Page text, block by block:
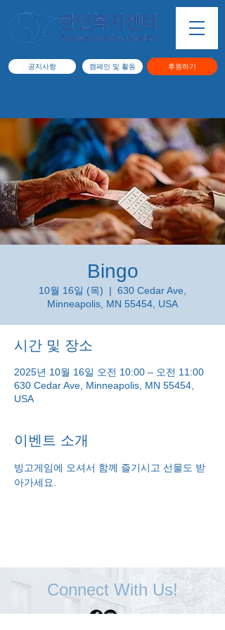
공지사항 캠페인 및 활동 후원하기
Bingo
10월 16일 (목)
  |
630 Cedar Ave,
Minneapolis, MN 55454, USA
시간 및 장소
2025년 10월 16일 오전 10:00 – 오전 11:00
630 Cedar Ave, Minneapolis, MN 55454,
USA
이벤트 소개
빙고게임에 오셔서 함께 즐기시고 선물도 받
아가세요.
Connect With Us!